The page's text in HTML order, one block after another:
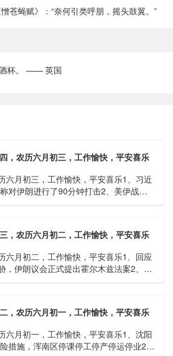
苍蝇赋》：“奈何引类呼朋，摇头鼓翼。”
杯。 —— 英国
，农历六月初三，工作愉快，平安喜乐
六月初三，工作愉快，平安喜乐1、习近
对伊朗进行了90分钟打击2、美伊战争
，农历六月初二，工作愉快，平安喜乐
六月初二，工作愉快，平安喜乐1、回应
，伊朗议会正式提出霍尔木兹法案2、全
，农历六月初一，工作愉快，平安喜乐
六月初一，工作愉快，平安喜乐1、沈阳
措施，浑南区停课停工停产停运停业2、